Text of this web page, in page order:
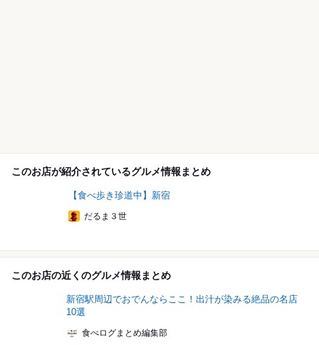
このお店が紹介されているグルメ情報まとめ
【食べ歩き珍道中】新宿
だるま３世
このお店の近くのグルメ情報まとめ
新宿駅周辺でおでんならここ！出汁が染みる絶品の名店
10選
食べログまとめ編集部